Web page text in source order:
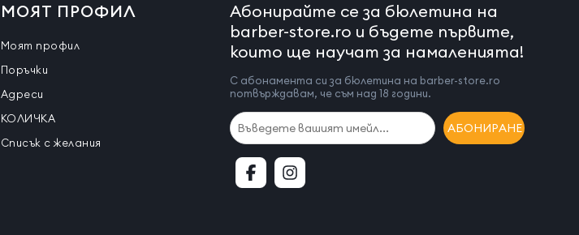
МОЯТ ПРОФИЛ
Моят профил
Поръчки
Адреси
КОЛИЧКА
Списък с желания
Абонирайте се за бюлетина на
barber-store.ro и бъдете първите,
които ще научат за намаленията!
С абонамента си за бюлетина на barber-store.ro
потвърждавам, че съм над 18 години.
АБОНИРАНЕ